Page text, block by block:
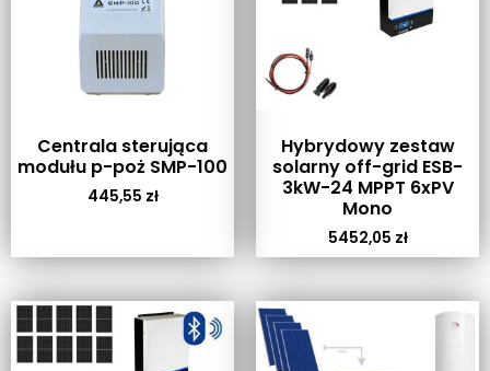
Centrala sterująca
modułu p-poż SMP-100
445,55 zł
Hybrydowy zestaw
solarny off-grid ESB-
3kW-24 MPPT 6xPV
Mono
5452,05 zł